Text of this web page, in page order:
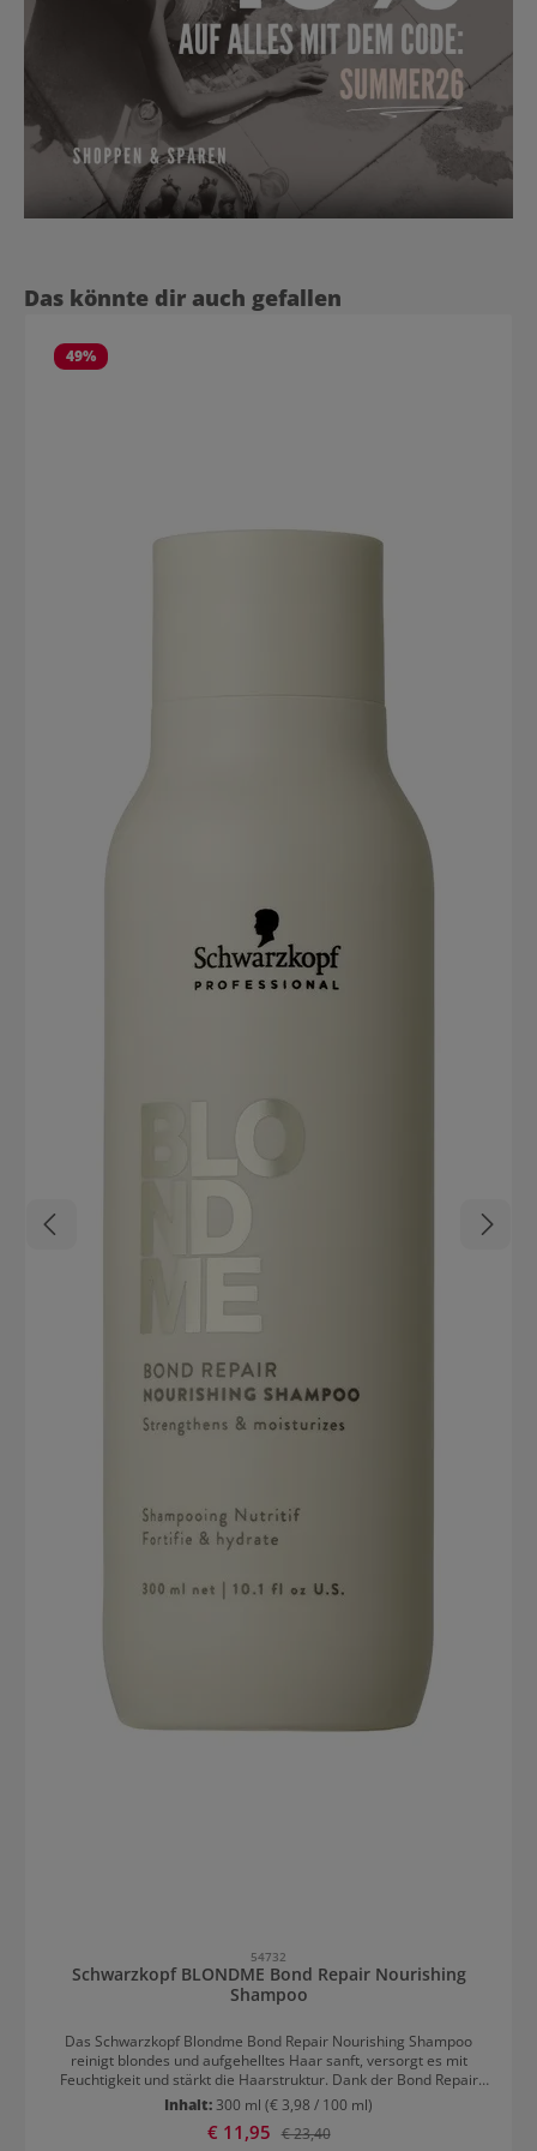
Produktgalerie überspringen
Das könnte dir auch gefallen
49%
54732
Schwarzkopf BLONDME Bond Repair Nourishing
Shampoo
Das Schwarzkopf Blondme Bond Repair Nourishing Shampoo
reinigt blondes und aufgehelltes Haar sanft, versorgt es mit
Feuchtigkeit und stärkt die Haarstruktur. Dank der Bond Repair
Technologie wird Haarbruch um bis zu 80 % reduziert und
Haarschäden repariert. Es stärkt das Haar durch den Aufbau
innerer Haarverbindungen und repariert Haarschäden, die zwei
Inhalt: 300 ml (€ 3,98 / 100 ml)
Verkaufspreis:
€ 11,95 Regulärer Preis:
€ 23,40